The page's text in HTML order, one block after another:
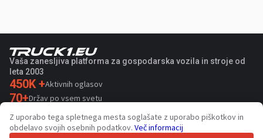
Vaša zanesljiva platforma za gospodarska vozila in stroje od
leta 2003
450K +Aktivnih oglasov
70+Držav po vsem svetu
36 Podprtih jezikov
4.7/5
Z uporabo tega spletnega mesta soglašate z uporabo piškotkov in
obdelavo svojih osebnih podatkov. Več informacij